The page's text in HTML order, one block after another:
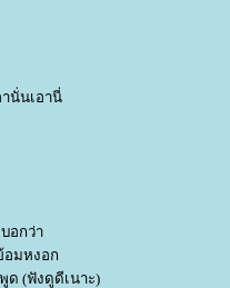
นั่นเอานี่
อกว่า
อมหงอก
พูด (ฟังดูดีเนาะ)